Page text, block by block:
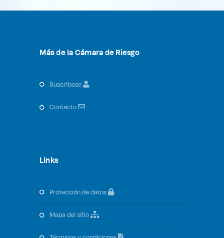
Más de la Cámara de Riesgo
suscríbase
contacto
Links
protección de datos
mapa del sitio